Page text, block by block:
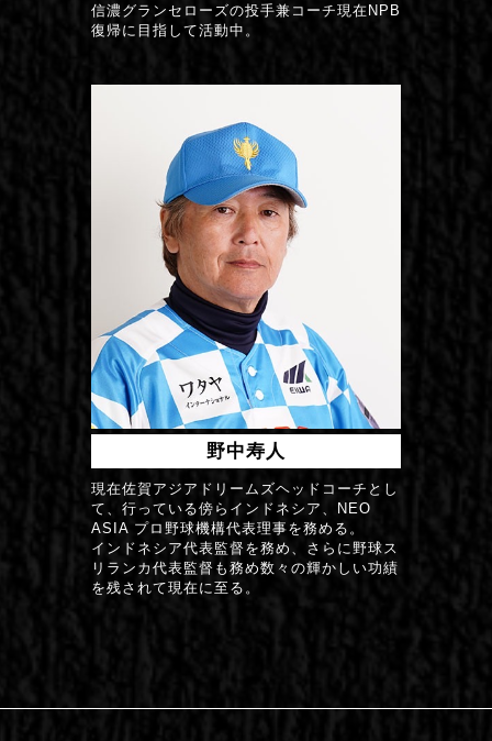
信濃グランセローズの投手兼コーチ現在NPB
復帰に目指して活動中。
野中寿人
現在佐賀アジアドリームズヘッドコーチとし
て、行っている傍らインドネシア、NEO
ASIA プロ野球機構代表理事を務める。
インドネシア代表監督を務め、さらに野球ス
リランカ代表監督も務め数々の輝かしい功績
を残されて現在に至る。